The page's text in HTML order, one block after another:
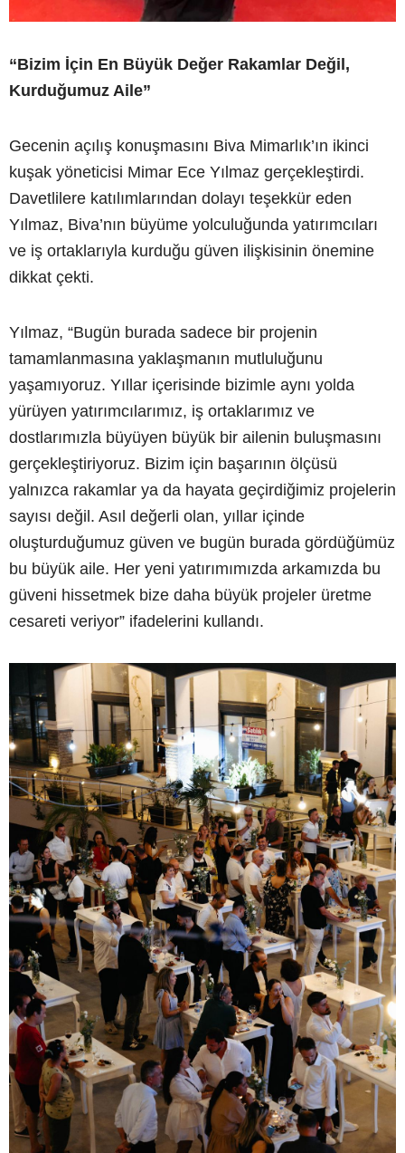
“Bizim İçin En Büyük Değer Rakamlar Değil,
Kurduğumuz Aile”
Gecenin açılış konuşmasını Biva Mimarlık’ın ikinci
kuşak yöneticisi Mimar Ece Yılmaz gerçekleştirdi.
Davetlilere katılımlarından dolayı teşekkür eden
Yılmaz, Biva’nın büyüme yolculuğunda yatırımcıları
ve iş ortaklarıyla kurduğu güven ilişkisinin önemine
dikkat çekti.
Yılmaz, “Bugün burada sadece bir projenin
tamamlanmasına yaklaşmanın mutluluğunu
yaşamıyoruz. Yıllar içerisinde bizimle aynı yolda
yürüyen yatırımcılarımız, iş ortaklarımız ve
dostlarımızla büyüyen büyük bir ailenin buluşmasını
gerçekleştiriyoruz. Bizim için başarının ölçüsü
yalnızca rakamlar ya da hayata geçirdiğimiz projelerin
sayısı değil. Asıl değerli olan, yıllar içinde
oluşturduğumuz güven ve bugün burada gördüğümüz
bu büyük aile. Her yeni yatırımımızda arkamızda bu
güveni hissetmek bize daha büyük projeler üretme
cesareti veriyor” ifadelerini kullandı.